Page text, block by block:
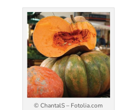
© ChantalS – Fotolia.com